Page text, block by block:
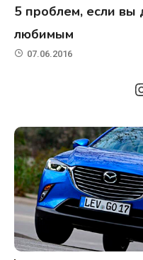
5 проблем, если вы
любимым
07.06.2016